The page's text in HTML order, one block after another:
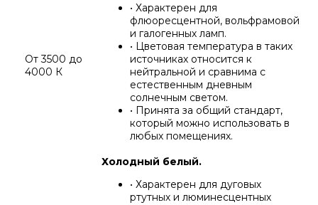
От 3500 до
4000 К
• Характерен для
флюоресцентной, вольфрамовой
и галогенных ламп.
• Цветовая температура в таких
источниках относится к
нейтральной и сравнима с
естественным дневным
солнечным светом.
• Принята за общий стандарт,
который можно использовать в
любых помещениях.
Холодный белый.
• Характерен для дуговых
ртутных и люминесцентных